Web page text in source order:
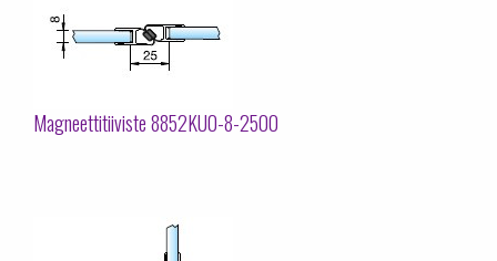
Magneettitiiviste 8852KU0-8-2500